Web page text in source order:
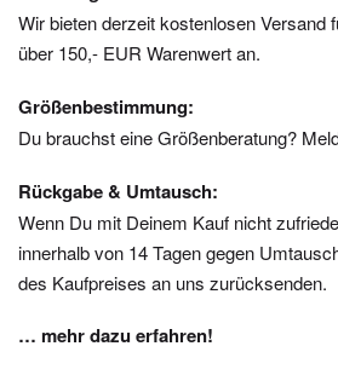
Wir bieten derzeit kostenlosen Versand
über 150,- EUR Warenwert an.
Größenbestimmung:
Du brauchst eine Größenberatung?
Rückgabe & Umtausch:
Wenn Du mit Deinem Kauf nicht
innerhalb von 14 Tagen gegen
des Kaufpreises an uns zurücksenden.
… mehr dazu erfahren!